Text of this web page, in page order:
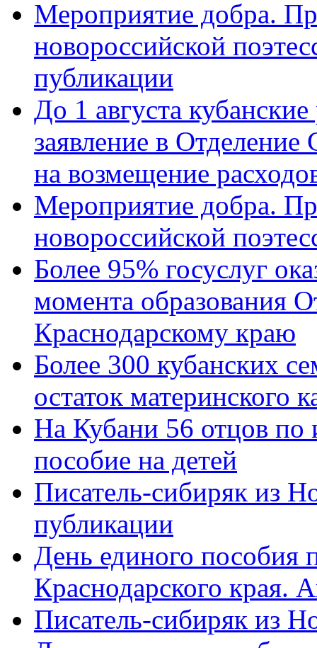
Мероприятие добра.
новороссийской
публикации
До 1 августа
заявление в
на возмещение
Мероприятие добра.
новороссийской
Более 95% госуслуг
момента образования
Краснодарскому краю
Более 300 кубанских
остаток материнского
На Кубани 56 отцов по
пособие на детей
Писатель-сибиряк из
публикации
День единого пособия
Краснодарского края.
Писатель-сибиряк из